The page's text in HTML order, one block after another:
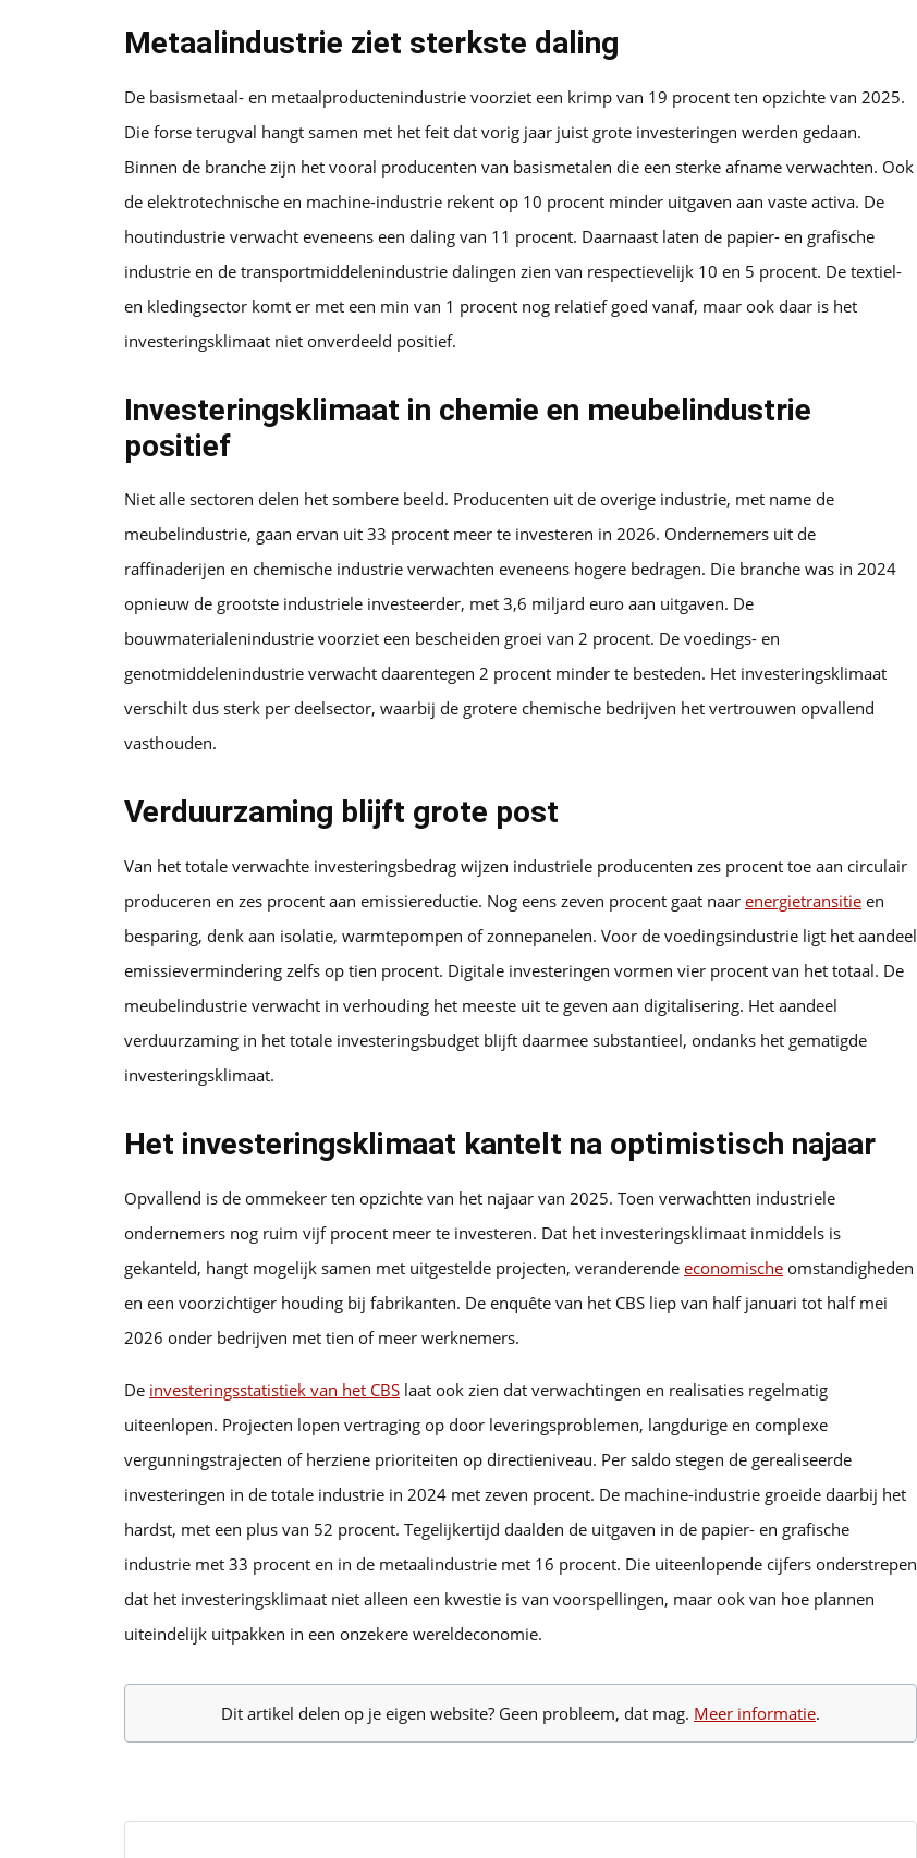
Metaalindustrie ziet sterkste daling
De basismetaal- en metaalproductenindustrie voorziet een krimp van 19 procent ten opzichte van 2025.
Die forse terugval hangt samen met het feit dat vorig jaar juist grote investeringen werden gedaan.
Binnen de branche zijn het vooral producenten van basismetalen die een sterke afname verwachten. Ook
de elektrotechnische en machine-industrie rekent op 10 procent minder uitgaven aan vaste activa. De
houtindustrie verwacht eveneens een daling van 11 procent. Daarnaast laten de papier- en grafische
industrie en de transportmiddelenindustrie dalingen zien van respectievelijk 10 en 5 procent. De textiel-
en kledingsector komt er met een min van 1 procent nog relatief goed vanaf, maar ook daar is het
investeringsklimaat niet onverdeeld positief.
Investeringsklimaat in chemie en meubelindustrie
positief
Niet alle sectoren delen het sombere beeld. Producenten uit de overige industrie, met name de
meubelindustrie, gaan ervan uit 33 procent meer te investeren in 2026. Ondernemers uit de
raffinaderijen en chemische industrie verwachten eveneens hogere bedragen. Die branche was in 2024
opnieuw de grootste industriele investeerder, met 3,6 miljard euro aan uitgaven. De
bouwmaterialenindustrie voorziet een bescheiden groei van 2 procent. De voedings- en
genotmiddelenindustrie verwacht daarentegen 2 procent minder te besteden. Het investeringsklimaat
verschilt dus sterk per deelsector, waarbij de grotere chemische bedrijven het vertrouwen opvallend
vasthouden.
Verduurzaming blijft grote post
Van het totale verwachte investeringsbedrag wijzen industriele producenten zes procent toe aan circulair
produceren en zes procent aan emissiereductie. Nog eens zeven procent gaat naar energietransitie en
besparing, denk aan isolatie, warmtepompen of zonnepanelen. Voor de voedingsindustrie ligt het aandeel
emissievermindering zelfs op tien procent. Digitale investeringen vormen vier procent van het totaal. De
meubelindustrie verwacht in verhouding het meeste uit te geven aan digitalisering. Het aandeel
verduurzaming in het totale investeringsbudget blijft daarmee substantieel, ondanks het gematigde
investeringsklimaat.
Het investeringsklimaat kantelt na optimistisch najaar
Opvallend is de ommekeer ten opzichte van het najaar van 2025. Toen verwachtten industriele
ondernemers nog ruim vijf procent meer te investeren. Dat het investeringsklimaat inmiddels is
gekanteld, hangt mogelijk samen met uitgestelde projecten, veranderende economische omstandigheden
en een voorzichtiger houding bij fabrikanten. De enquête van het CBS liep van half januari tot half mei
2026 onder bedrijven met tien of meer werknemers.
De investeringsstatistiek van het CBS laat ook zien dat verwachtingen en realisaties regelmatig
uiteenlopen. Projecten lopen vertraging op door leveringsproblemen, langdurige en complexe
vergunningstrajecten of herziene prioriteiten op directieniveau. Per saldo stegen de gerealiseerde
investeringen in de totale industrie in 2024 met zeven procent. De machine-industrie groeide daarbij het
hardst, met een plus van 52 procent. Tegelijkertijd daalden de uitgaven in de papier- en grafische
industrie met 33 procent en in de metaalindustrie met 16 procent. Die uiteenlopende cijfers onderstrepen
dat het investeringsklimaat niet alleen een kwestie is van voorspellingen, maar ook van hoe plannen
uiteindelijk uitpakken in een onzekere wereldeconomie.
Dit artikel delen op je eigen website? Geen probleem, dat mag. Meer informatie.